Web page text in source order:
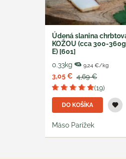
Údená slanina
KOŽOU (cca 300-
E) [601]
0.33kg
9,24 €/kg
3,05 € 4,69 €
(19)
DO KOŠÍKA
Mäso Parížek